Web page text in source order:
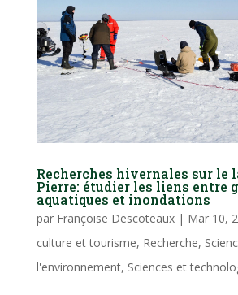
Recherches hivernales sur le
Pierre: étudier les liens entre
aquatiques et inondations
par Françoise Descoteaux| Mar 10,
culture et tourisme, Recherche,
l'environnement, Sciences et